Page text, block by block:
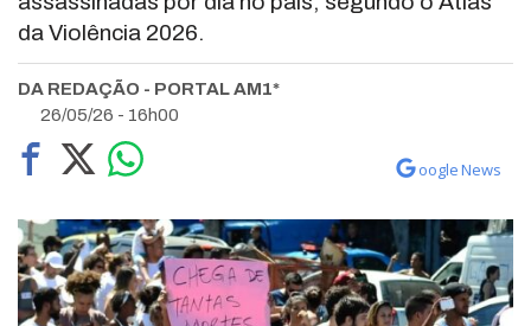
da Violência 2026.
DA REDAÇÃO - PORTAL AM1*
26/05/26 - 16h00
oogle News